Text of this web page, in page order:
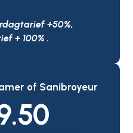
+50%,
+ 100% .
of Sanibroyeur